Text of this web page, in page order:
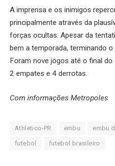
A imprensa e os inimigos
principalmente através da
forças ocultas. Apesar da
bem a temporada, terminando
Foram nove jogos até o final
2 empates e 4 derrotas.
Com informações Metropoles
Athletico-PR embu embu
futebol futebol brasileiro